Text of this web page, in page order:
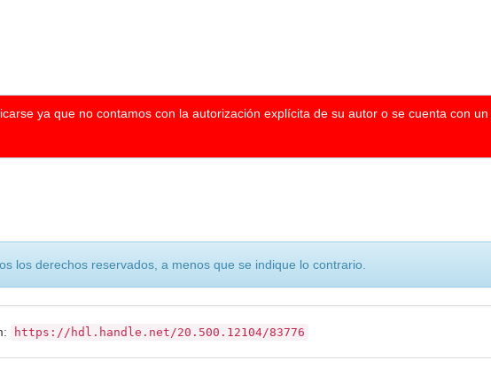
ya que no contamos con la autorización explícita de su autor o se cuenta con
los derechos reservados, a menos que se indique lo contrario.
https://hdl.handle.net/20.500.12104/83776